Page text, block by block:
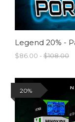
$86.00 - $108.00
20%